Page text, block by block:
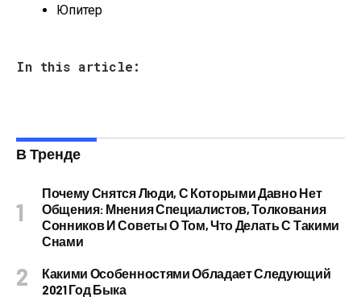
Юпитер
In this article:
В Тренде
Почему Снятся Люди, С Которыми Давно Нет
Общения: Мнения Специалистов, Толкования
Сонников И Советы О Том, Что Делать С Такими
Снами
Какими Особенностями Обладает Следующий
2021 Год Быка